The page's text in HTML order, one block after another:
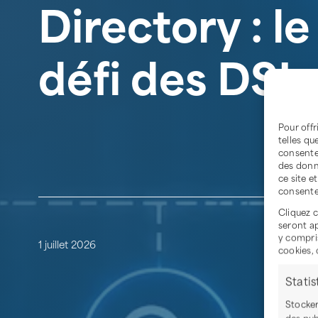
Pour
telles
des
ce site
Cliquez
seront
y
cookies,
Directory :
défi des DSI
1 juillet 2026